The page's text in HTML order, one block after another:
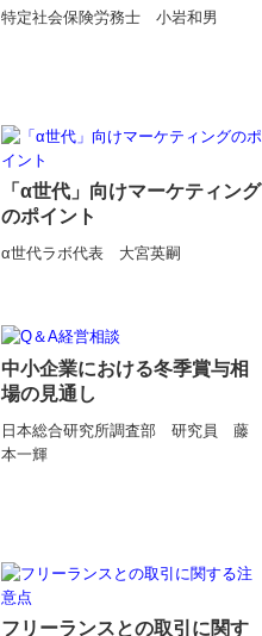
特定社会保険労務士 小岩和男
「α世代」向けマーケティング
のポイント
α世代ラボ代表 大宮英嗣
中小企業における冬季賞与相
場の見通し
日本総合研究所調査部 研究員 藤
本一輝
フリーランスとの取引に関す